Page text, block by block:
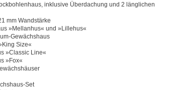
inklusive Überdachung und 2 länglichen
mm Wandstärke
»Mellanhus« und »Lillehus«
Gewächshaus
Size«
»Classic Line«
»Fox«
Set